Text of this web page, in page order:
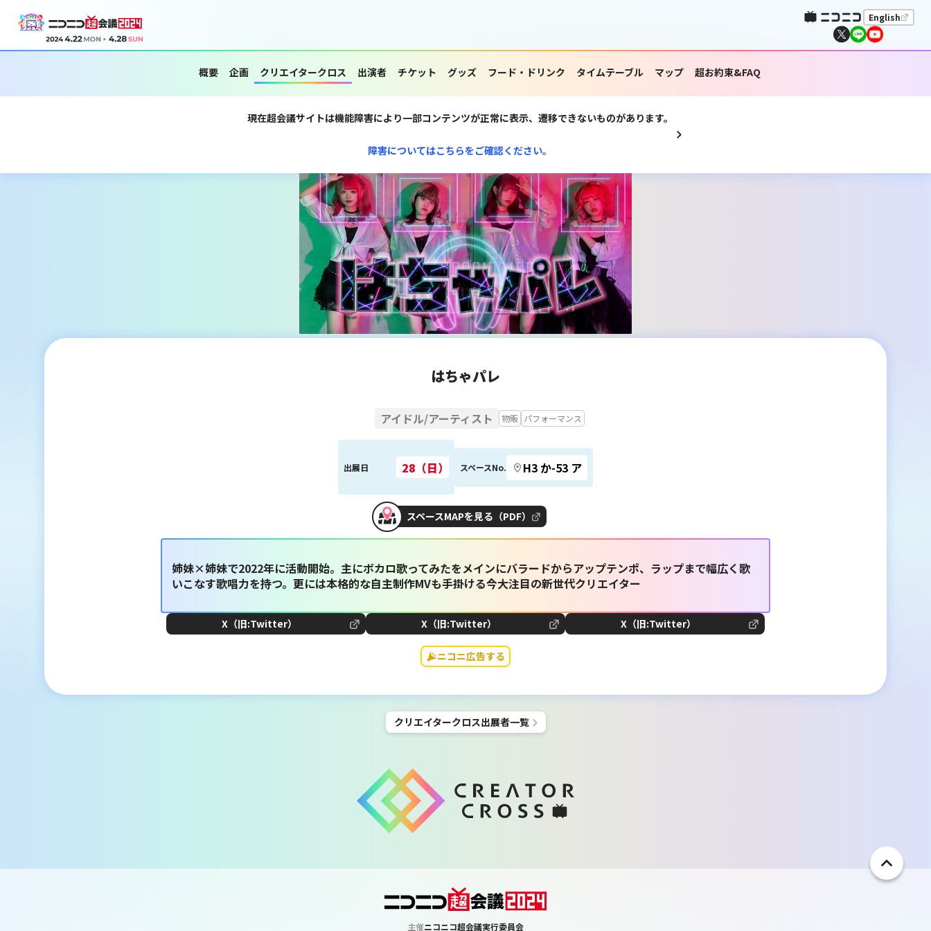
English
概要 企画 クリエイタークロス 出演者 チケット グッズ フード・ドリンク タイムテーブル マップ 超お約束&FAQ
現在超会議サイトは機能障害により一部コンテンツが正常に表示、遷移できないものがあります。
障害についてはこちらをご確認ください。
はちゃパレ
アイドル/アーティスト 物販 パフォーマンス
出展日 28（日） スペースNo. H3 か-53 ア
スペースMAPを見る（PDF）
姉妹×姉妹で2022年に活動開始。主にボカロ歌ってみたをメインにバラードからアップテンポ、ラップまで幅広く歌
いこなす歌唱力を持つ。更には本格的な自主制作MVも手掛ける今大注目の新世代クリエイター
X（旧:Twitter） X（旧:Twitter） X（旧:Twitter）
ニコニ広告する
クリエイタークロス出展者一覧
ペ
ー
主催ニコニコ超会議実行委員会